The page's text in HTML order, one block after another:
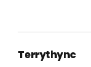
Terrythync